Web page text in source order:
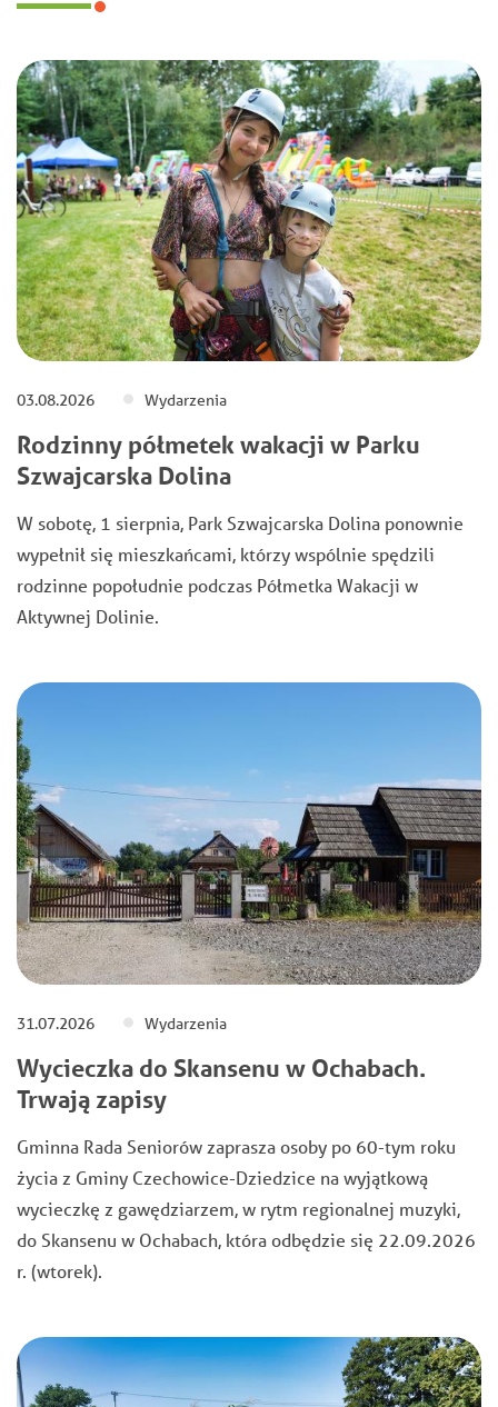
03.08.2026 Wydarzenia
Rodzinny półmetek wakacji w Parku
Szwajcarska Dolina
W sobotę, 1 sierpnia, Park Szwajcarska Dolina ponownie
wypełnił się mieszkańcami, którzy wspólnie spędzili
rodzinne popołudnie podczas Półmetka Wakacji w
Aktywnej Dolinie.
31.07.2026 Wydarzenia
Wycieczka do Skansenu w Ochabach.
Trwają zapisy
Gminna Rada Seniorów zaprasza osoby po 60-tym roku
życia z Gminy Czechowice-Dziedzice na wyjątkową
wycieczkę z gawędziarzem, w rytm regionalnej muzyki,
do Skansenu w Ochabach, która odbędzie się 22.09.2026
r. (wtorek).